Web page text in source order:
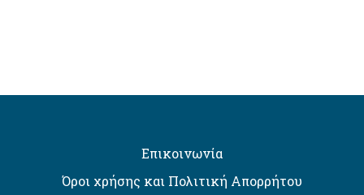
Επικοινωνία
Όροι χρήσης και Πολιτική Απορρήτου